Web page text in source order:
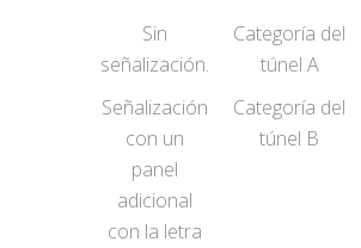
Sin
señalización.
Categoría del
túnel A
Señalización
con un
panel
adicional
con la letra
Categoría del
túnel B